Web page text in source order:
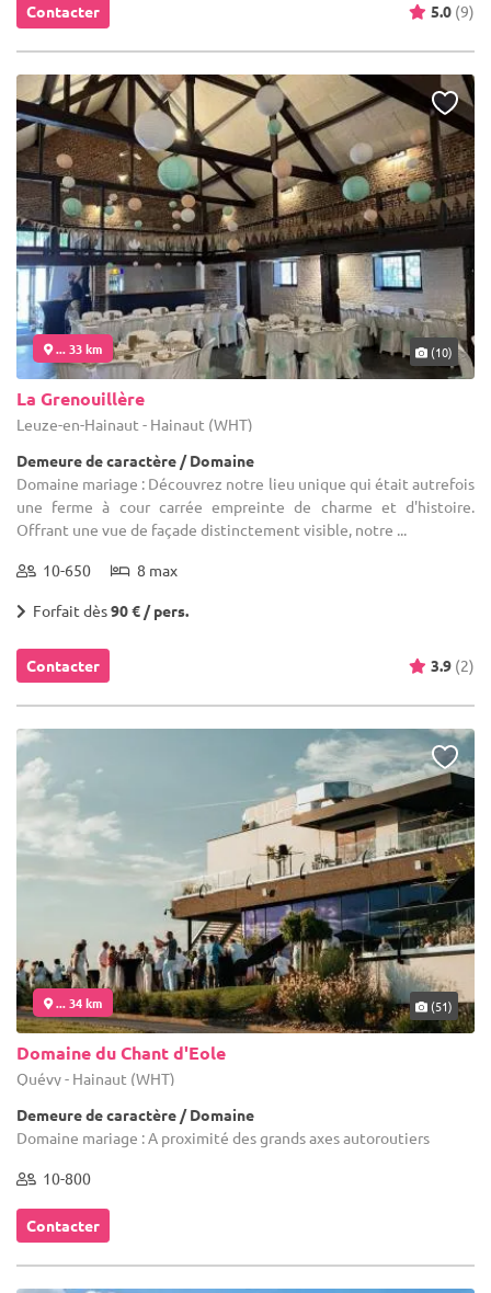
Contacter 5.0 (9)
... 33 km (10)
La Grenouillère
Leuze-en-Hainaut - Hainaut (WHT)
Demeure de caractère / Domaine
Domaine mariage : Découvrez notre lieu unique qui était autrefois
une ferme à cour carrée empreinte de charme et d'histoire.
Offrant une vue de façade distinctement visible, notre ...
10-650 8 max
Forfait dès90 € / pers.
Contacter 3.9 (2)
... 34 km (51)
Domaine du Chant d'Eole
Quévy - Hainaut (WHT)
Demeure de caractère / Domaine
Domaine mariage : A proximité des grands axes autoroutiers
10-800
Contacter